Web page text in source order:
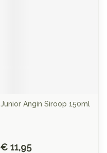
Junior Angin Siroop 150ml
€ 11,95